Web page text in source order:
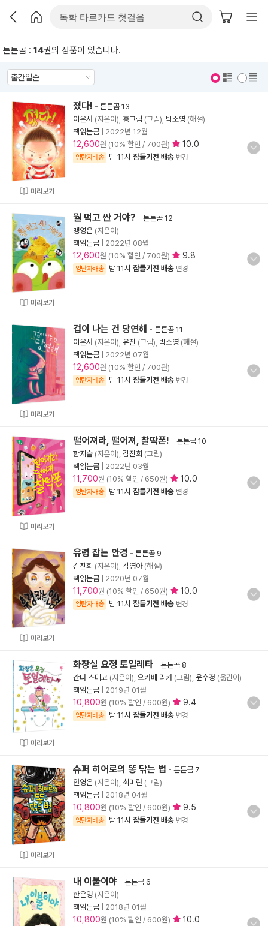
튼튼곰 : 14권의 상품이 있습니다.
미리보기
졌다! - 튼튼곰 13
이은서 (지은이), 홍그림 (그림), 박소영 (해설)
책읽는곰
2022년 12월
12,600원 (10% 할인 / 700원) 10.0
양탄자배송 밤 11시 잠들기전 배송 변경
미리보기
뭘 먹고 싼 거야? - 튼튼곰 12
맹영은 (지은이)
책읽는곰
2022년 08월
12,600원 (10% 할인 / 700원) 9.8
양탄자배송 밤 11시 잠들기전 배송 변경
미리보기
겁이 나는 건 당연해 - 튼튼곰 11
이은서 (지은이), 유진 (그림), 박소영 (해설)
책읽는곰
2022년 07월
12,600원 (10% 할인 / 700원)
양탄자배송 밤 11시 잠들기전 배송 변경
미리보기
떨어져라, 떨어져, 찰딱폰! - 튼튼곰 10
함지슬 (지은이), 김진희 (그림)
책읽는곰
2022년 03월
11,700원 (10% 할인 / 650원) 10.0
양탄자배송 밤 11시 잠들기전 배송 변경
미리보기
유령 잡는 안경 - 튼튼곰 9
김진희 (지은이), 김영아(해설)
책읽는곰
2020년 07월
11,700원 (10% 할인 / 650원) 10.0
양탄자배송 밤 11시 잠들기전 배송 변경
미리보기
화장실 요정 토일레타 - 튼튼곰 8
간다 스미코 (지은이), 오카베 리카(그림), 윤수정 (옮긴이)
책읽는곰
2019년 01월
10,800원 (10% 할인 / 600원) 9.4
양탄자배송 밤 11시 잠들기전 배송 변경
미리보기
슈퍼 히어로의 똥 닦는 법 - 튼튼곰 7
안영은 (지은이), 최미란(그림)
책읽는곰
2018년 04월
10,800원 (10% 할인 / 600원) 9.5
양탄자배송 밤 11시 잠들기전 배송 변경
내 이불이야 - 튼튼곰 6
한은영 (지은이)
책읽는곰
2018년 01월
10,800원 (10% 할인 / 600원) 10.0